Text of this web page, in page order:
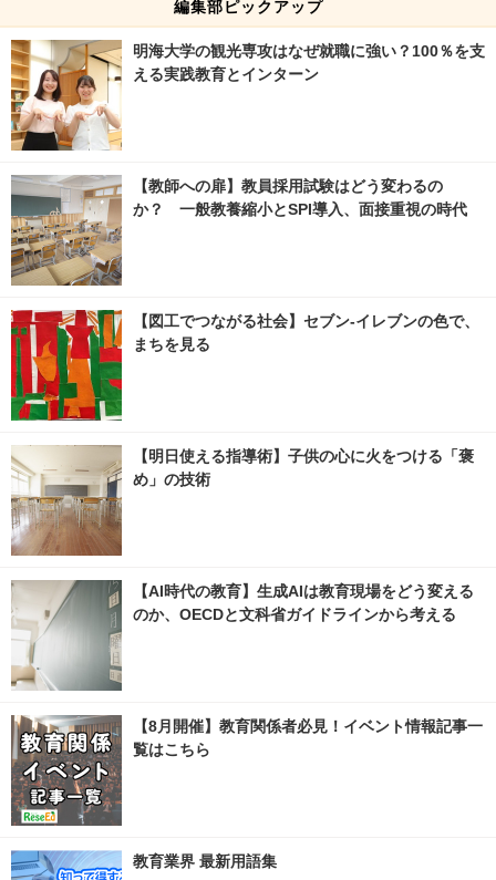
編集部ピックアップ
明海大学の観光専攻はなぜ就職に強い？100％を支
える実践教育とインターン
【教師への扉】教員採用試験はどう変わるの
か？ 一般教養縮小とSPI導入、面接重視の時代
【図工でつながる社会】セブン‐イレブンの色で、
まちを見る
【明日使える指導術】子供の心に火をつける「褒
め」の技術
【AI時代の教育】生成AIは教育現場をどう変える
のか、OECDと文科省ガイドラインから考える
【8月開催】教育関係者必見！イベント情報記事一
覧はこちら
教育業界 最新用語集